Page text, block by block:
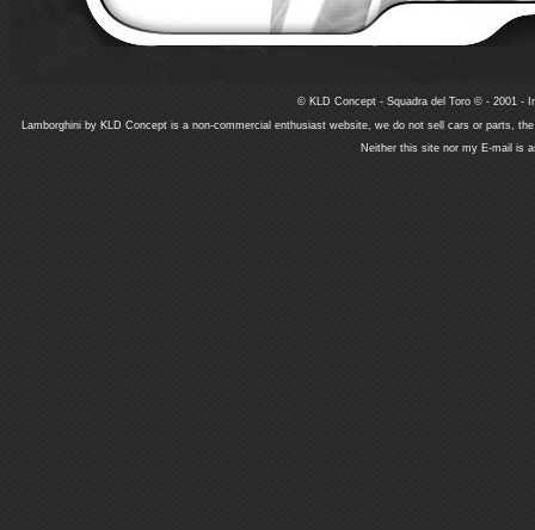
© KLD Concept - Squadra del Toro © - 2001 -
Lamborghini by KLD Concept is a non-commercial enthusiast website, we do not sell cars or parts,
Neither this site nor my E-mail is